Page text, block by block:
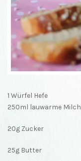
1 Würfel Hefe
250ml lauwarme Milch
20g Zucker
25g Butter